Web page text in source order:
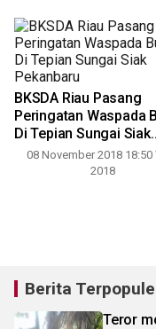
BKSDA Riau Pasang
Peringatan Waspada
Di Tepian Sungai Siak
Pekanbaru
08 November 2018 18:50
2018
Berita
Teror